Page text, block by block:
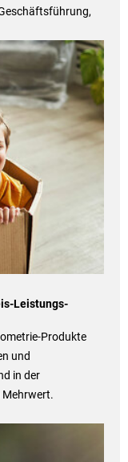
Leistungs-
Produkte
und
in der